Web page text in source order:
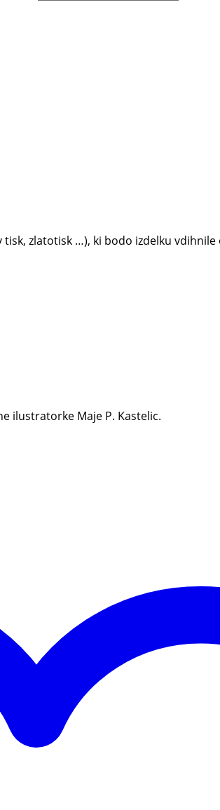
zlatotisk …), ki bodo izdelku
ilustratorke Maje P. Kastelic.